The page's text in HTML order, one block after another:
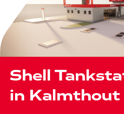
Shell
in Kalmthout